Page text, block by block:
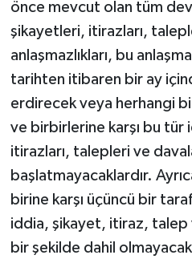
önce mevcut olan tüm
şikayetleri, itirazları,
anlaşmazlıkları, bu
tarihten itibaren bir ay
erdirecek veya herhangi
ve birbirlerine karşı bu tür
itirazları, talepleri ve
başlatmayacaklardır.
birine karşı üçüncü bir
iddia, şikayet, itiraz, talep
bir şekilde dahil